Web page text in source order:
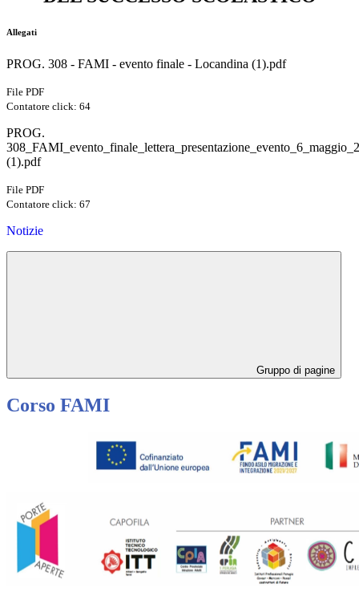
Allegati
PROG. 308 - FAMI - evento finale - Locandina (1).pdf
File PDF
Contatore click: 64
PROG.
(1).pdf
File PDF
Contatore click: 67
Notizie
Gruppo di pagine
Corso FAMI